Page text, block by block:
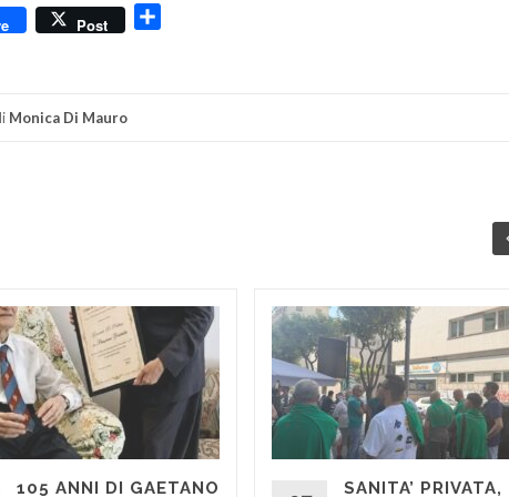
Post
Monica Di Mauro
105 ANNI DI GAETANO
SANITA’ PRIVATA,